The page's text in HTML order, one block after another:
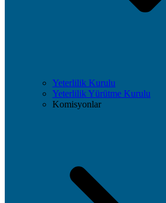
Yeterlilik Kurulu
Yeterlilik Yürütme Kurulu
Komisyonlar